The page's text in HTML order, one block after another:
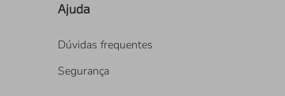
Ajuda
Dúvidas frequentes
Segurança